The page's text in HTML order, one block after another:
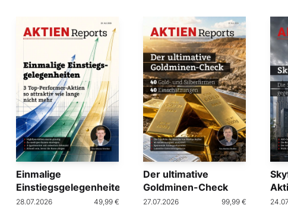
Einmalige
Einstiegsgelegenheiten
28.07.2026 49,99 €
Der ultimative
Goldminen-Check
27.07.2026 99,99 €